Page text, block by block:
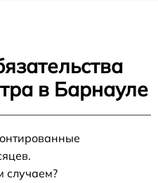
в Барнауле
случаем?